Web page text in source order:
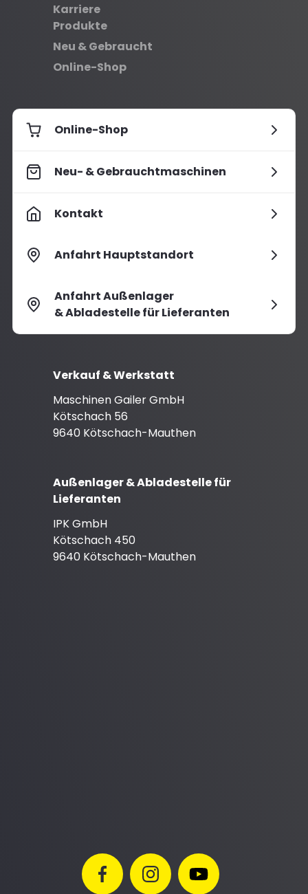
Karriere
Produkte
Neu & Gebraucht
Online-Shop
Online-Shop
Neu- & Gebrauchtmaschinen
Kontakt
Anfahrt Hauptstandort
Anfahrt Außenlager
& Abladestelle für Lieferanten
Verkauf & Werkstatt
Maschinen Gailer GmbH
Kötschach 56
9640 Kötschach-Mauthen
Außenlager & Abladestelle für
Lieferanten
IPK GmbH
Kötschach 450
9640 Kötschach-Mauthen